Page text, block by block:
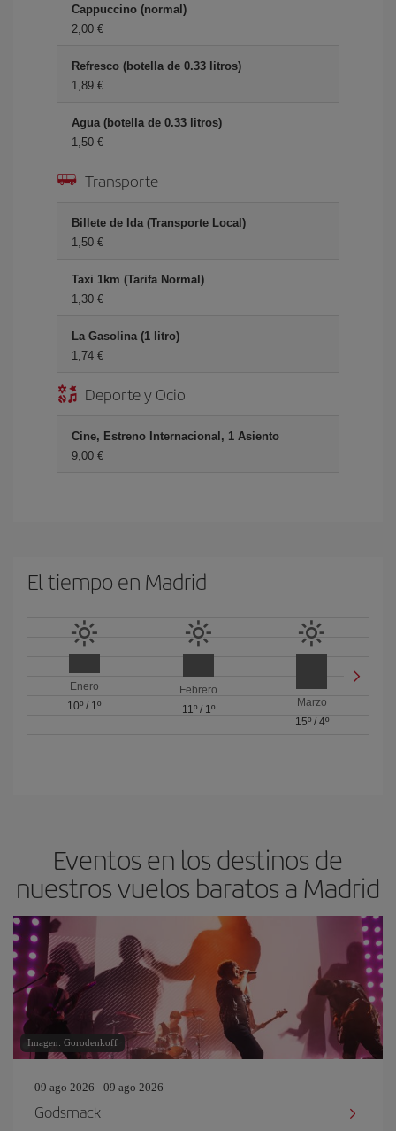
Cappuccino (normal)
2,00
Refresco (botella de 0.33 litros)
1,89
Agua (botella de 0.33 litros)
1,50
Transporte
Billete de Ida (Transporte Local)
1,50
Taxi 1km (Tarifa Normal)
1,30
La Gasolina (1 litro)
1,74
Deporte y Ocio
Cine, Estreno Internacional, 1 Asiento
9,00
El tiempo en Madrid
Enero
10º / 1º
Febrero
11º/ 1º
Marzo
15º/ 4º
Eventos en los destinos de
nuestros vuelos baratos a Madrid
Imagen: Gorodenkoff
09 ago 2026 - 09 ago 2026
Godsmack